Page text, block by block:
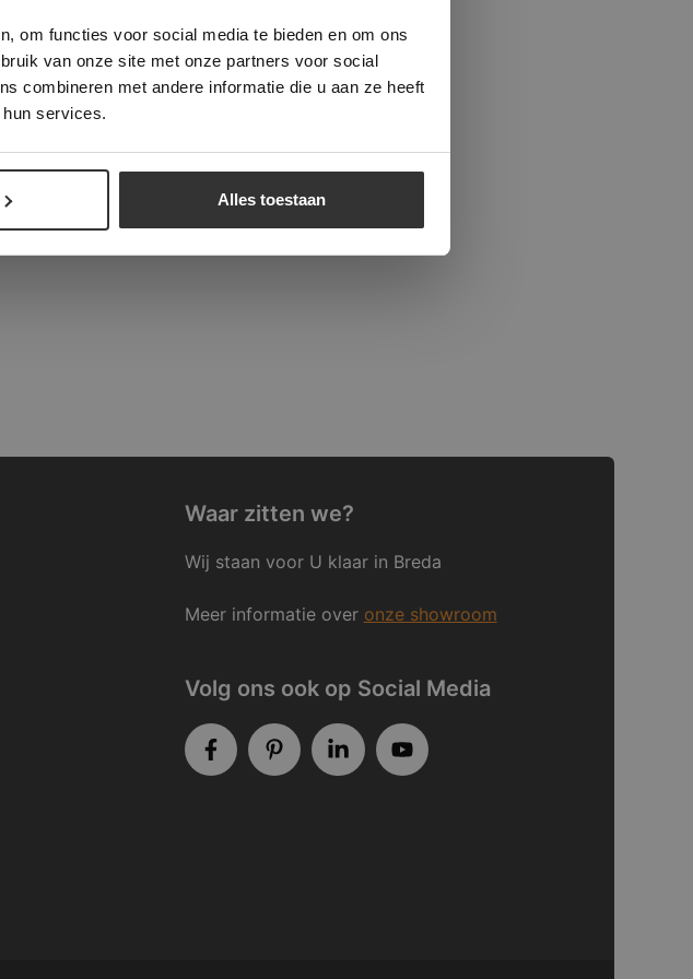
om functies voor social media te bieden en om ons
van onze site met onze partners voor social
combineren met andere informatie die u aan ze heeft
services.
Alles toestaan
Waar zitten we?
Wij staan voor U klaar in Breda
Meer informatie over onze showroom
Volg ons ook op Social Media
met ons cookiebeleid.
ALLES AFWIJZEN